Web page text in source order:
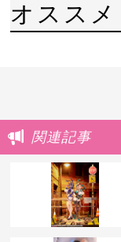
オススメ
関連記事